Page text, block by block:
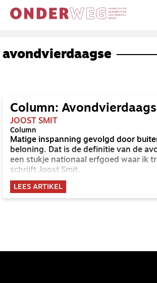
avondvierdaagse
Column:
JOOST SMIT
Column
Matige inspanning gevolgd door
beloning. Dat is de definitie van de
een stukje nationaal erfgoed waar ik
schrijft Joost Smit.
LEES ARTIKEL